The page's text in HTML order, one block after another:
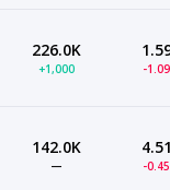
226.0K
+1,000 -
142.0K
— -